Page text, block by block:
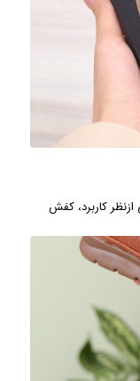
کاربرد، کفش